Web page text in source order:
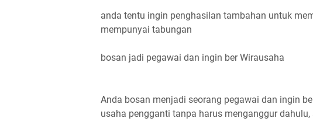
anda tentu ingin penghasilan tambahan untuk
mempunyai tabungan
bosan jadi pegawai dan ingin ber Wirausaha
Anda bosan menjadi seorang pegawai dan ingin
usaha pengganti tanpa harus menganggur